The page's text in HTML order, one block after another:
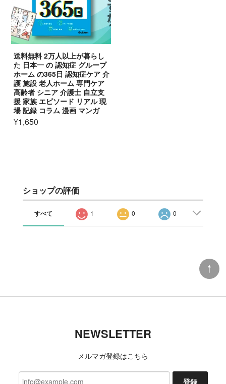
送料無料 2万人以上が暮らし
た 日本一 の 認知症 グループ
ホーム の365日 認知症ケア 介
護 施設 老人ホーム 専門ケア
高齢者 シニア 介護士 自立支
援 家族 エピソード リアル 現
場 記録 コラム 漫画 マンガ
¥1,650
ショップの評価
すべて 1 0 0
NEWSLETTER
メルマガ登録はこちら
登録